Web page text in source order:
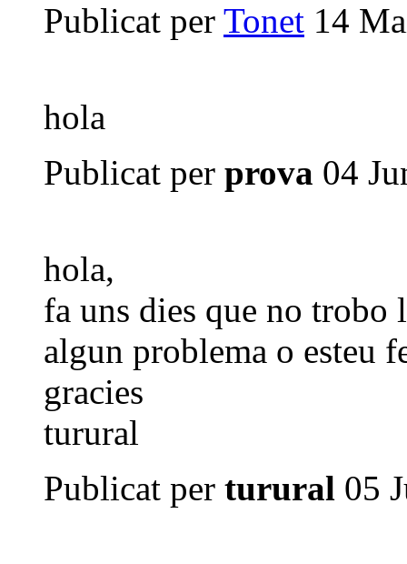
Publicat per Tonet 14
hola
Publicat per prova 04
hola,
fa uns dies que no trobo
algun problema o esteu
gracies
turural
Publicat per turural 05